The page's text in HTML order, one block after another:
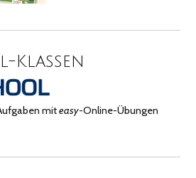
Klassen
miteasy-Online-Übungen